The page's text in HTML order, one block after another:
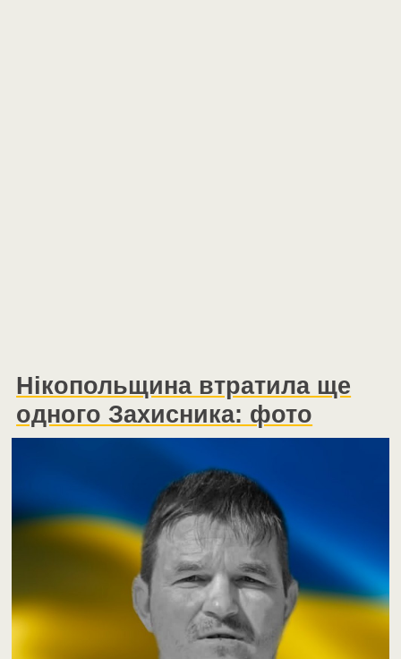
Нікопольщина втратила ще
одного Захисника: фото